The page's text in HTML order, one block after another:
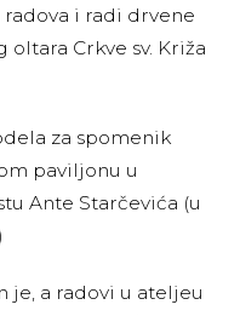
i radi drvene
Crkve sv. Križa
za spomenik
paviljonu u
Ante Starčevića (u
je, a radovi u ateljeu